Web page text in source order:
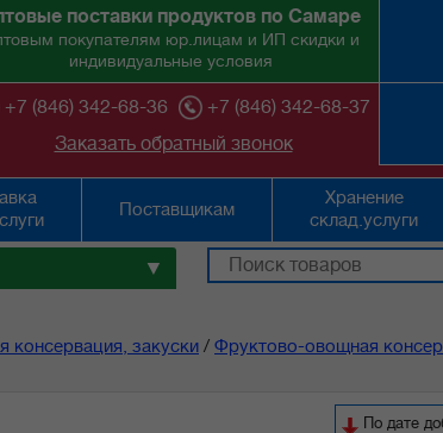
поставки продуктов по Самаре
покупателям юр.лицам и ИП скидки и
индивидуальные условия
+7 (846) 342-68-36
+7 (846) 342-68-37
Заказать обратный звонок
Поставщикам
Хранение
склад.услуги
▼
закуски / Фруктово-овощная
По дате